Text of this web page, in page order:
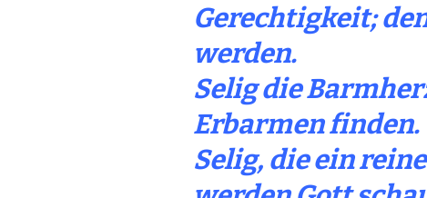
Gerechtigkeit;
werden.
Selig die
Erbarmen finden.
Selig, die ein